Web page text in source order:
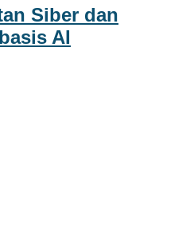
Siber dan
AI